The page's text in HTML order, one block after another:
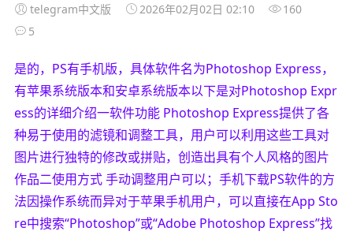
telegram中文版 2026年02月02日 02:10
160
5
是的，PS有手机版，具体软件名为Photoshop Express，
有苹果系统版本和安卓系统版本以下是对Photoshop Expr
ess的详细介绍一软件功能 Photoshop Express提供了各
种易于使用的滤镜和调整工具，用户可以利用这些工具对
图片进行独特的修改或拼贴，创造出具有个人风格的图片
作品二使用方式 手动调整用户可以；手机下载PS软件的方
法因操作系统而异对于苹果手机用户，可以直接在App Sto
re中搜索“Photoshop”或“Adobe Photoshop Express”找